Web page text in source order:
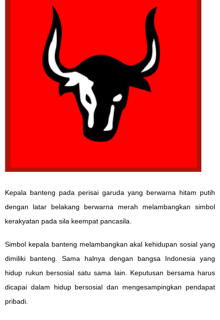
Kepala banteng pada perisai garuda yang berwarna hitam putih
dengan latar belakang berwarna merah melambangkan simbol
kerakyatan pada sila keempat pancasila.
Simbol kepala banteng melambangkan akal kehidupan sosial yang
dimiliki banteng. Sama halnya dengan bangsa Indonesia yang
hidup rukun bersosial satu sama lain. Keputusan bersama harus
dicapai dalam hidup bersosial dan mengesampingkan pendapat
pribadi.